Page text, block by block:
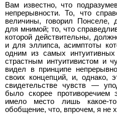
Вам известно, что
непрерывности. То, что
величины, говорил Понселе,
для мнимой; то, что
которой действительны,
и для эллипса, асимптоты
одним из самых
страстным интуитивистом и
видел в принципе
своих концепций, и, однако,
свидетельстве чувств —
было скорее противоречием
имело место лишь какое-то
обобщение, что, впрочем, я не